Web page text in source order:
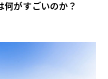
何がすごいのか？